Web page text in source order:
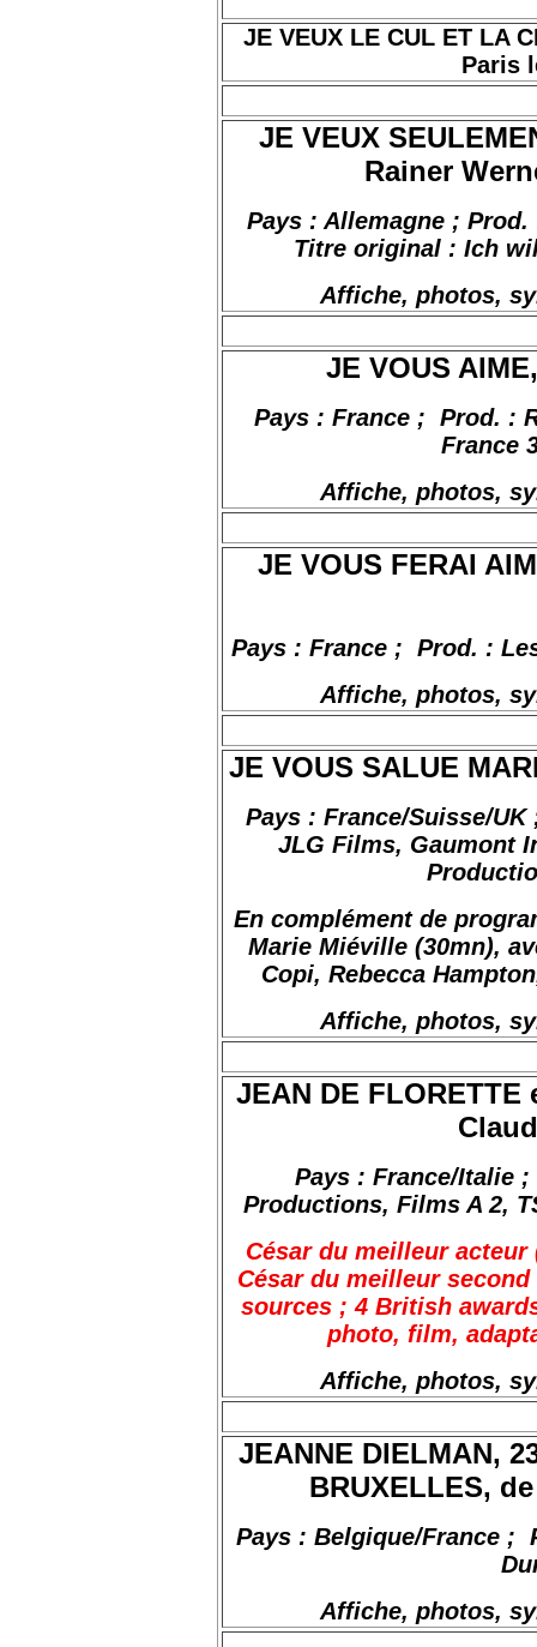
JE VEUX LE CUL ET LA
Paris
JE VEUX
Rainer
Pays : Allemagne ;
Titre original : Ich
Affiche, photos,
JE VOUS
Pays : France ; Prod. :
France
Affiche, photos,
JE VOUS FERAI
Pays : France ; Prod. :
Affiche, photos,
JE VOUS SALUE
Pays : France/Suisse/
JLG Films, Gaumont
En complément de
Marie Miéville (30mn),
Copi, Rebecca
Affiche, photos,
JEAN DE FLORETTE
Pays : France/Italie ;
Productions, Films A 2,
César du meilleur
César du meilleur
sources ; 4 British
photo, film,
Affiche, photos,
JEANNE DIELMAN,
BRUXELLES,
Pays : Belgique/France ;
Affiche, photos,